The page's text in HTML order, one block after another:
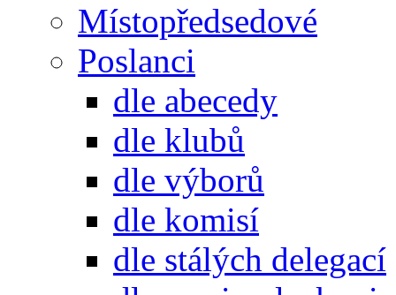
Místopředsedové
Poslanci
dle abecedy
dle klubů
dle výborů
dle komisí
dle stálých delegací